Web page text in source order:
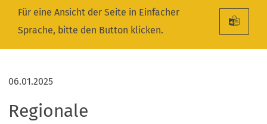
Für eine Ansicht der Seite in Einfacher
Sprache, bitte den Button klicken.
06.01.2025
Regionale